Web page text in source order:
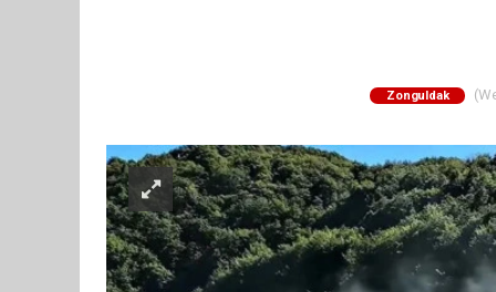
Zonguldak